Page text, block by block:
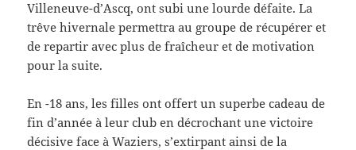
Villeneuve-d’Ascq, ont subi une lourde défaite. La
trêve hivernale permettra au groupe de récupérer et
de repartir avec plus de fraîcheur et de motivation
pour la suite.
En -18 ans, les filles ont offert un superbe cadeau de
fin d’année à leur club en décrochant une victoire
décisive face à Waziers, s’extirpant ainsi de la